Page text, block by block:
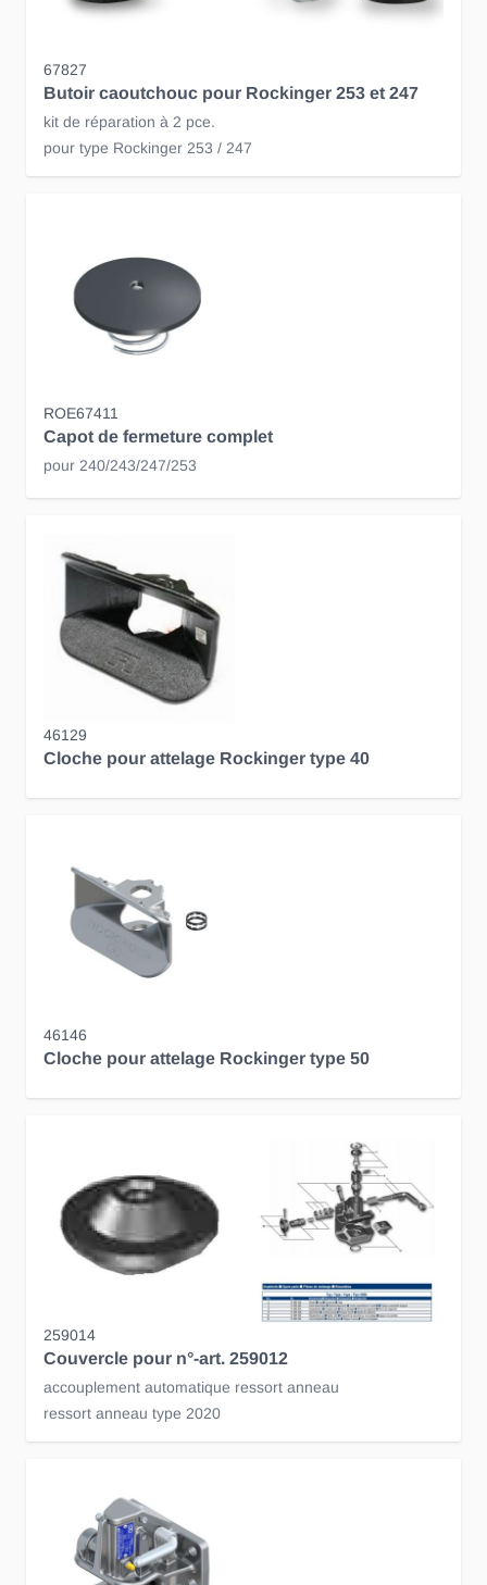
67827
Butoir caoutchouc pour Rockinger 253 et 247
kit de réparation à 2 pce.
pour type Rockinger 253 / 247
ROE67411
Capot de fermeture complet
pour 240/243/247/253
46129
Cloche pour attelage Rockinger type 40
46146
Cloche pour attelage Rockinger type 50
259014
Couvercle pour n°-art. 259012
accouplement automatique ressort anneau
ressort anneau type 2020